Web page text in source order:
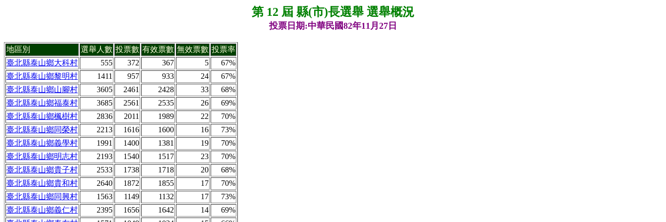
第 12 屆 縣(市)長選舉 選舉概況
投票日期:中華民國82年11月27日
地區別 選舉人數 投票數 有效票數 無效票數 投票率
臺北縣泰山鄉大科村
555 372 367 5
67%
臺北縣泰山鄉黎明村
1411 957 933 24
67%
臺北縣泰山鄉山腳村
3605 2461 2428 33
68%
臺北縣泰山鄉福泰村
3685 2561 2535 26
69%
臺北縣泰山鄉楓樹村
2836 2011 1989 22
70%
臺北縣泰山鄉同榮村
2213 1616 1600 16
73%
臺北縣泰山鄉義學村
1991 1400 1381 19
70%
臺北縣泰山鄉明志村
2193 1540 1517 23
70%
臺北縣泰山鄉貴子村
2533 1738 1718 20
68%
臺北縣泰山鄉貴和村
2640 1872 1855 17
70%
臺北縣泰山鄉同興村
1563 1149 1132 17
73%
臺北縣泰山鄉義仁村
2395 1656 1642 14
69%